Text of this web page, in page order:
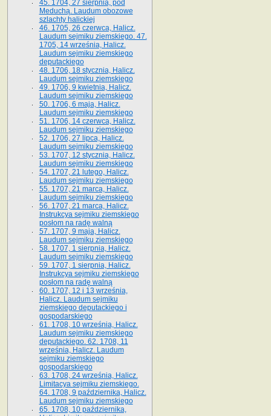
45. 1704, 27 sierpnia, pod
Meduchą. Laudum obozowe
szlachty halickiej
46. 1705, 26 czerwca, Halicz.
Laudum sejmiku ziemskiego. 47.
1705, 14 września, Halicz.
Laudum sejmiku ziemskiego
deputackiego
48. 1706, 18 stycznia, Halicz.
Laudum sejmiku ziemskiego
49. 1706, 9 kwietnia, Halicz.
Laudum sejmiku ziemskiego
50. 1706, 6 maja, Halicz.
Laudum sejmiku ziemskiego
51. 1706, 14 czerwca, Halicz.
Laudum sejmiku ziemskiego
52. 1706, 27 lipca, Halicz.
Laudum sejmiku ziemskiego
53. 1707, 12 stycznia, Halicz.
Laudum sejmiku ziemskiego
54. 1707, 21 lutego, Halicz.
Laudum sejmiku ziemskiego
55. 1707, 21 marca, Halicz.
Laudum sejmiku ziemskiego
56. 1707, 21 marca, Halicz.
Instrukcya sejmiku ziemskiego
posłom na radę walną
57. 1707, 9 maja, Halicz.
Laudum sejmiku ziemskiego
58. 1707, 1 sierpnia, Halicz.
Laudum sejmiku ziemskiego
59. 1707, 1 sierpnia, Halicz.
Instrukcya sejmiku ziemskiego
posłom na radę walną
60. 1707, 12 i 13 września,
Halicz. Laudum sejmiku
ziemskiego deputackiego i
gospodarskiego
61. 1708, 10 września, Halicz.
Laudum sejmiku ziemskiego
deputackiego. 62. 1708, 11
września, Halicz. Laudum
sejmiku ziemskiego
gospodarskiego
63. 1708, 24 września, Halicz.
Limitacya sejmiku ziemskiego.
64. 1708, 9 października, Halicz.
Laudum sejmiku ziemskiego
65­. 1708, 10 października,